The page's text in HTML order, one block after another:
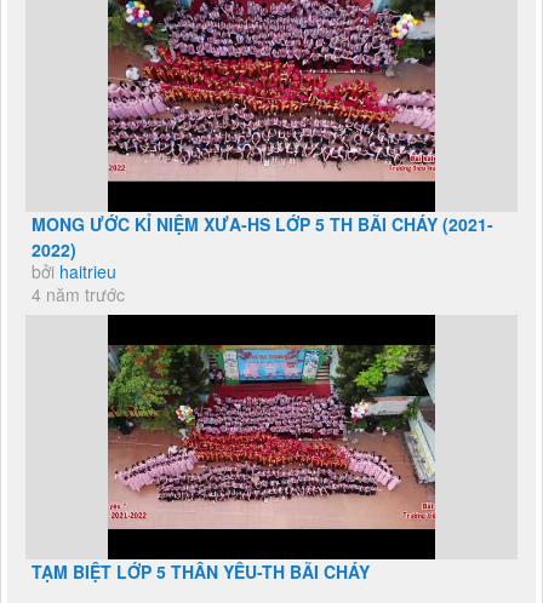
MONG ƯỚC KỈ NIỆM XƯA-HS LỚP 5 TH BÃI CHÁY (2021-
2022)
bởi haitrieu
4 năm trước
TẠM BIỆT LỚP 5 THÂN YÊU-TH BÃI CHÁY